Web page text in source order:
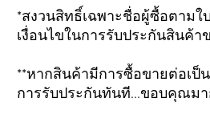
*สงวนสิทธิ์เฉพาะชื่อผู้ซื้อตามใ
เงื่อนไขในการรับประกันสินค้า
**หากสินค้ามีการซื้อขายต่อเ
การรับประกันทันที...ขอบคุณม